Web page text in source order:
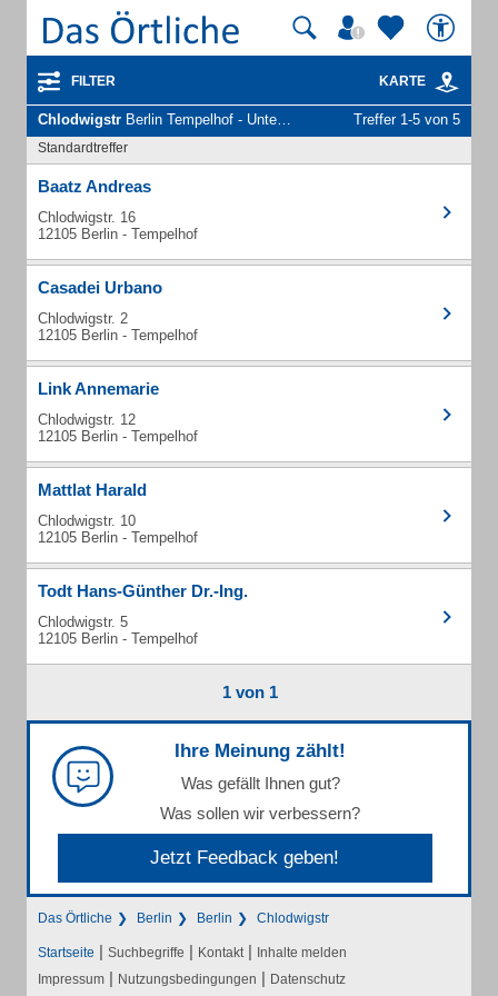
FILTER KARTE
Chlodwigstr Berlin Tempelhof - Unternehmen und Personen Treffer 1-5 von 5
Standardtreffer
Baatz Andreas
Chlodwigstr. 16
12105 Berlin - Tempelhof
Casadei Urbano
Chlodwigstr. 2
12105 Berlin - Tempelhof
Link Annemarie
Chlodwigstr. 12
12105 Berlin - Tempelhof
Mattlat Harald
Chlodwigstr. 10
12105 Berlin - Tempelhof
Todt Hans-Günther Dr.-Ing.
Chlodwigstr. 5
12105 Berlin - Tempelhof
1 von 1
Ihre Meinung zählt!
Was gefällt Ihnen gut?
Was sollen wir verbessern?
Jetzt Feedback geben!
Das Örtliche Berlin Berlin Chlodwigstr
Startseite | Suchbegriffe | Kontakt | Inhalte melden
Impressum | Nutzungsbedingungen | Datenschutz